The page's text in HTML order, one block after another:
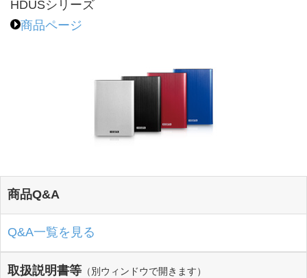
HDUSシリーズ
商品ページ
商品Q&A
Q&A一覧を見る
取扱説明書等 （別ウィンドウで開きます）